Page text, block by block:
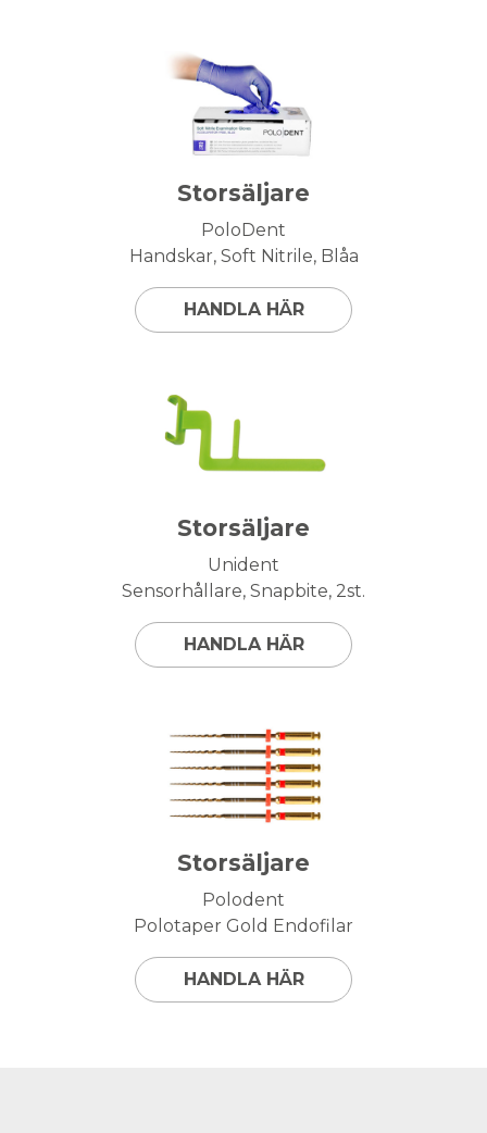
Storsäljare
PoloDent
Handskar, Soft Nitrile, Blåa
HANDLA HÄR
Storsäljare
Unident
Sensorhållare, Snapbite, 2st.
HANDLA HÄR
Storsäljare
Polodent
Polotaper Gold Endofilar
HANDLA HÄR